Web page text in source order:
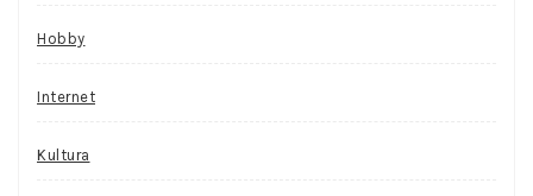
Hobby
Internet
Kultura